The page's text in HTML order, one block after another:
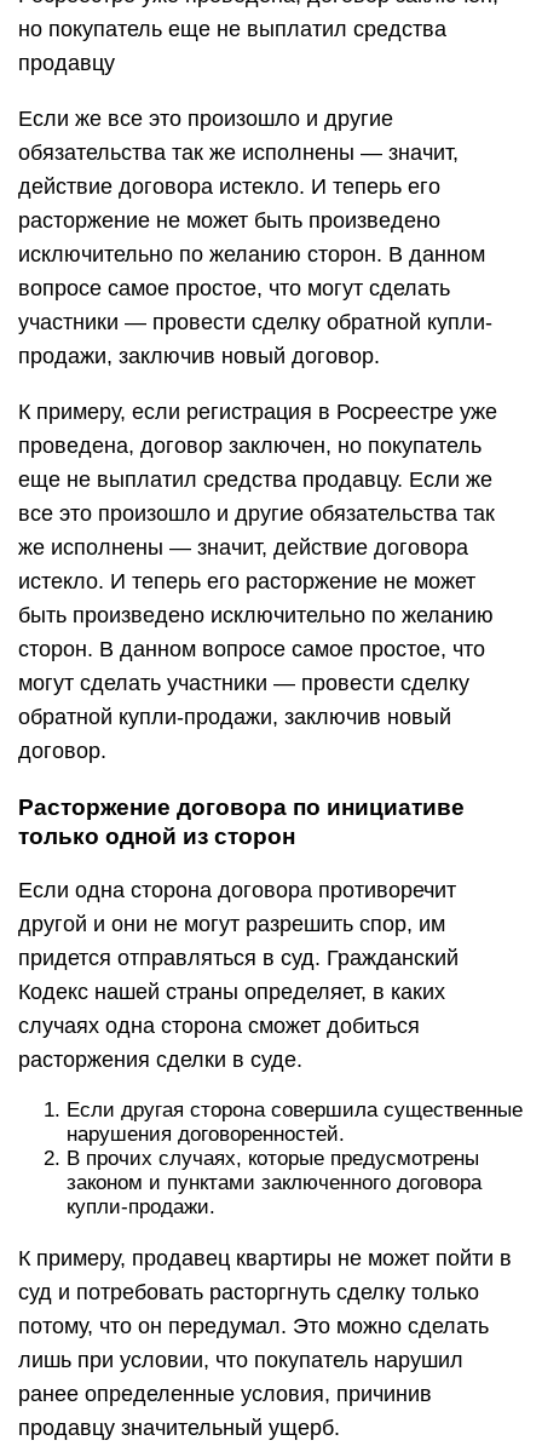
но покупатель еще не выплатил средства
продавцу
Если же все это произошло и другие
обязательства так же исполнены — значит,
действие договора истекло. И теперь его
расторжение не может быть произведено
исключительно по желанию сторон. В данном
вопросе самое простое, что могут сделать
участники — провести сделку обратной купли-
продажи, заключив новый договор.
К примеру, если регистрация в Росреестре уже
проведена, договор заключен, но покупатель
еще не выплатил средства продавцу. Если же
все это произошло и другие обязательства так
же исполнены — значит, действие договора
истекло. И теперь его расторжение не может
быть произведено исключительно по желанию
сторон. В данном вопросе самое простое, что
могут сделать участники — провести сделку
обратной купли-продажи, заключив новый
договор.
Расторжение договора по инициативе
только одной из сторон
Если одна сторона договора противоречит
другой и они не могут разрешить спор, им
придется отправляться в суд. Гражданский
Кодекс нашей страны определяет, в каких
случаях одна сторона сможет добиться
расторжения сделки в суде.
Если другая сторона совершила существенные
нарушения договоренностей.
В прочих случаях, которые предусмотрены
законом и пунктами заключенного договора
купли-продажи.
К примеру, продавец квартиры не может пойти в
суд и потребовать расторгнуть сделку только
потому, что он передумал. Это можно сделать
лишь при условии, что покупатель нарушил
ранее определенные условия, причинив
продавцу значительный ущерб.